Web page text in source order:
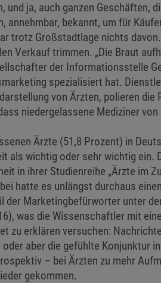
und ja, auch ganzen Geschäften,
bekannt, um für
trotz Großstadtlage nichts
Verkauf trimmen. „Die Braut
der Informationsstelle
spezialisiert hat.
von Ärzten, polieren die
niedergelassene Mediziner
Ärzte (51,8 Prozent) in
als wichtig oder sehr wichtig ein.
in ihrer Studienreihe „Ärzte im
hatte es unlängst durchaus
der Marketingbefürworter unter
was die Wissenschaftler mit
zu erklären versuchen:
aber die gefühlte Konjunktur
– bei Ärzten zu mehr
gekommen.